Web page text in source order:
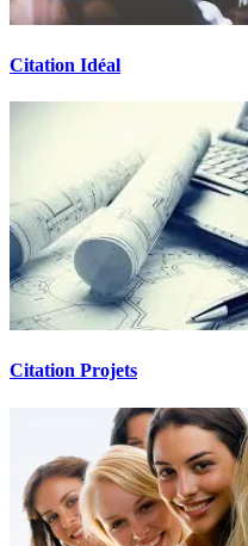
Citation Idéal
Citation Projets